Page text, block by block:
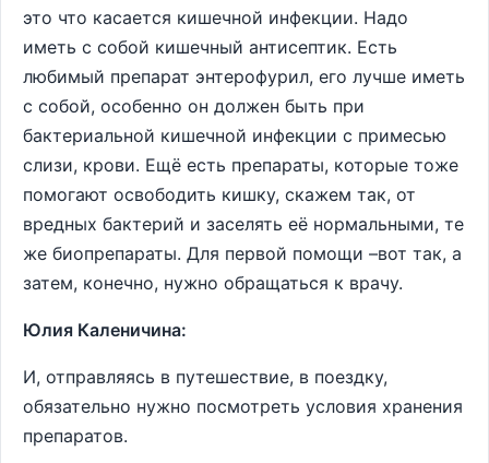
это что касается кишечной инфекции. Надо
иметь с собой кишечный антисептик. Есть
любимый препарат энтерофурил, его лучше иметь
с собой, особенно он должен быть при
бактериальной кишечной инфекции с примесью
слизи, крови. Ещё есть препараты, которые тоже
помогают освободить кишку, скажем так, от
вредных бактерий и заселять её нормальными, те
же биопрепараты. Для первой помощи –вот так, а
затем, конечно, нужно обращаться к врачу.
Юлия Каленичина:
И, отправляясь в путешествие, в поездку,
обязательно нужно посмотреть условия хранения
препаратов.